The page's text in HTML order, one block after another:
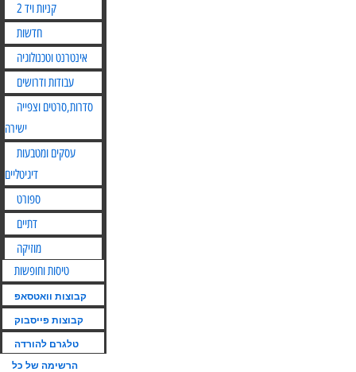
קניות ויד 2
חדשות
אינטרנט וטכנולוגיה
עבודות ודרושים
סדרות,סרטים וצפייה
ישירה
עסקים ומטבעות
דיגיטליים
ספורט
דתיים
מוזיקה
טיסות וחופשות
קבוצות וואטסאפ
קבוצות פייסבוק
טלגרם להורדה
הרשימה של כל